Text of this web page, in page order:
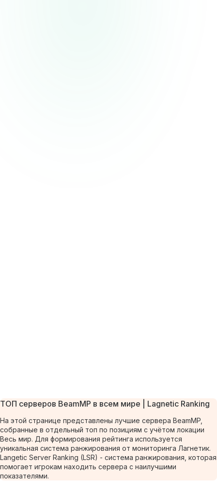
ТОП серверов BeamMP в всем мире | Lagnetic Ranking
На этой странице представлены лучшие сервера BeamMP,
собранные в отдельный топ по позициям с учётом локации
Весь мир. Для формирования рейтинга используется
уникальная система ранжирования от мониторинга Лагнетик.
Langetic Server Ranking (LSR) - система ранжирования, которая
помогает игрокам находить сервера с наилучшими
показателями.